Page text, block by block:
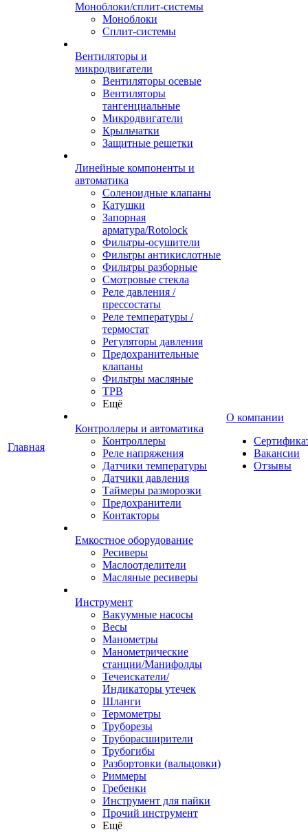
Главная
Моноблоки/сплит-системы
Моноблоки
Сплит-системы
Вентиляторы и
микродвигатели
Вентиляторы осевые
Вентиляторы
тангенциальные
Микродвигатели
Крыльчатки
Защитные решетки
Линейные компоненты и
автоматика
Соленоидные клапаны
Катушки
Запорная
арматура/Rotolock
Фильтры-осушители
Фильтры антикислотные
Фильтры разборные
Смотровые стекла
Реле давления /
прессостаты
Реле температуры /
термостат
Регуляторы давления
Предохранительные
клапаны
Фильтры масляные
ТРВ
Ещё
Контроллеры и автоматика
Контроллеры
Реле напряжения
Датчики температуры
Датчики давления
Таймеры разморозки
Предохранители
Контакторы
Емкостное оборудование
Ресиверы
Маслоотделители
Масляные ресиверы
Инструмент
Вакуумные насосы
Весы
Манометры
Манометрические
станции/Манифолды
Течеискатели/
Индикаторы утечек
Шланги
Термометры
Труборезы
Труборасширители
Трубогибы
Разбортовки (вальцовки)
Риммеры
Гребенки
Инструмент для пайки
Прочий инструмент
Ещё
О компании
Вакансии
Отзывы